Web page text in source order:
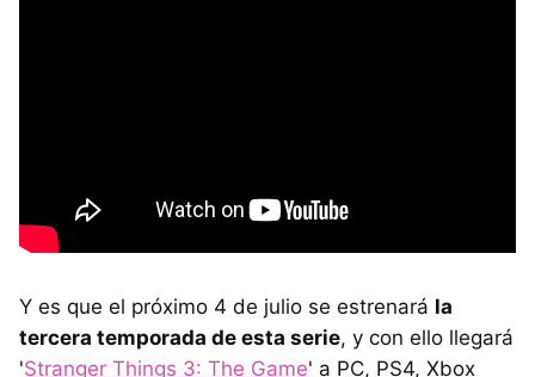
Y es que el próximo 4 de julio se estrenará la
tercera temporada de esta serie, y con ello llegará
'Stranger Things 3: The Game' a PC, PS4, Xbox